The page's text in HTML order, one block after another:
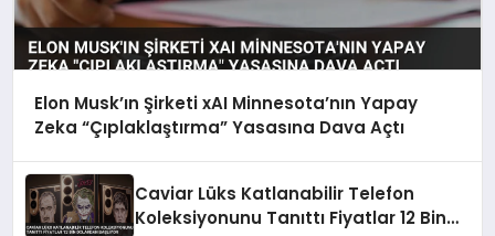
Elon Musk’ın Şirketi xAI Minnesota’nın Yapay
Zeka “Çıplaklaştırma” Yasasına Dava Açtı
Caviar Lüks Katlanabilir Telefon
Koleksiyonunu Tanıttı Fiyatlar 12 Bin